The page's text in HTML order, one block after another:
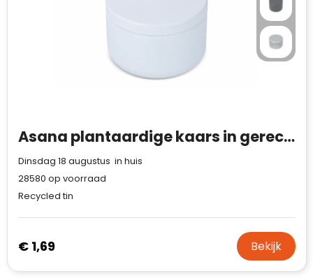
Asana plantaardige kaars in gerecycled blik
Dinsdag 18 augustus in huis
28580 op voorraad
Recycled tin
€ 1,69 Bekijk